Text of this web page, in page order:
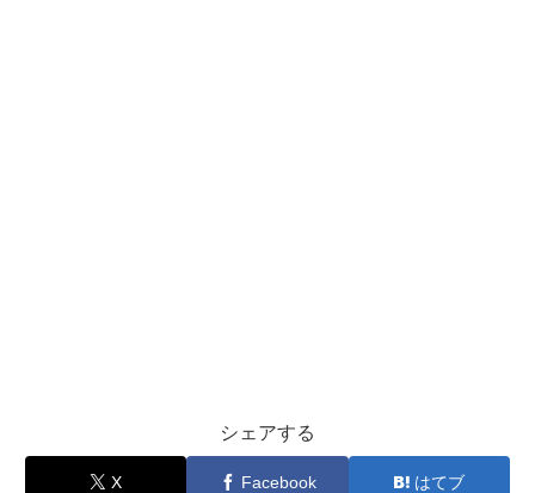
シェアする
X Facebook はてブ